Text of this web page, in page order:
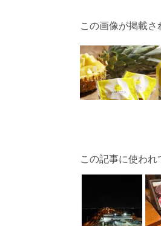
この画像が掲載さ
この記事に使われ